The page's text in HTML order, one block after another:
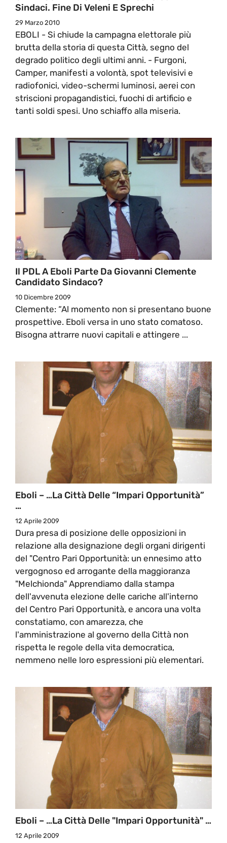
Sindaci. Fine Di Veleni E Sprechi
29 Marzo 2010
EBOLI - Si chiude la campagna elettorale più
brutta della storia di questa Città, segno del
degrado politico degli ultimi anni. - Furgoni,
Camper, manifesti a volontà, spot televisivi e
radiofonici, video-schermi luminosi, aerei con
striscioni propagandistici, fuochi di artificio e
tanti soldi spesi. Uno schiaffo alla miseria.
Il PDL A Eboli Parte Da Giovanni Clemente
Candidato Sindaco?
10 Dicembre 2009
Clemente: “Al momento non si presentano buone
prospettive. Eboli versa in uno stato comatoso.
Bisogna attrarre nuovi capitali e attingere ...
Eboli – …La Città Delle “Impari Opportunità”
…
12 Aprile 2009
Dura presa di posizione delle opposizioni in
relazione alla designazione degli organi dirigenti
del "Centro Pari Opportunità: un ennesimo atto
vergognoso ed arrogante della maggioranza
"Melchionda" Apprendiamo dalla stampa
dell'avvenuta elezione delle cariche all'interno
del Centro Pari Opportunità, e ancora una volta
constatiamo, con amarezza, che
l'amministrazione al governo della Città non
rispetta le regole della vita democratica,
nemmeno nelle loro espressioni più elementari.
Eboli – …La Città Delle "Impari Opportunità" …
12 Aprile 2009